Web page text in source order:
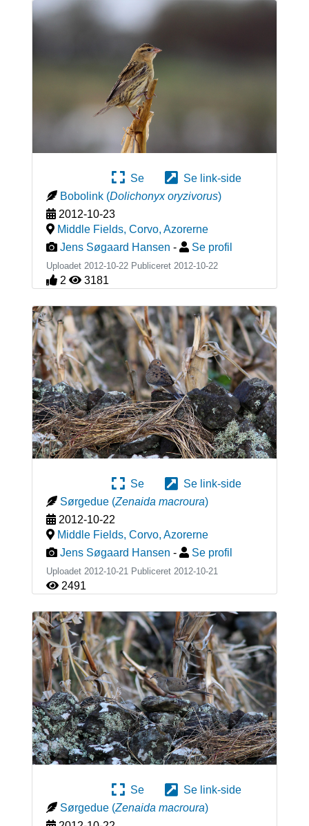
Se
Se link-side
Bobolink (Dolichonyx oryzivorus)
2012-10-23
Middle Fields, Corvo, Azorerne
Jens Søgaard Hansen - Se profil
Uploadet 2012-10-22 Publiceret 2012-10-22
2 3181
Se
Se link-side
Sørgedue (Zenaida macroura)
2012-10-22
Middle Fields, Corvo, Azorerne
Jens Søgaard Hansen - Se profil
Uploadet 2012-10-21 Publiceret 2012-10-21
2491
Se
Se link-side
Sørgedue (Zenaida macroura)